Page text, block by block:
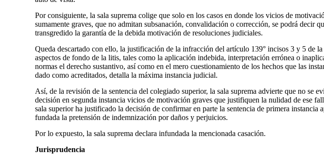
Por consiguiente, la sala suprema colige que solo en los casos en donde los vicios de
sumamente graves, que no admitan subsanación, convalidación o corrección, se podrá decir
transgredido la garantía de la debida motivación de resoluciones judiciales.
Queda descartado con ello, la justificación de la infracción del artículo 139° incisos 3 y 5 de
aspectos de fondo de la litis, tales como la aplicación indebida, interpretación errónea o
normas el derecho sustantivo, así como en el mero cuestionamiento de los hechos que las
dado como acreditados, detalla la máxima instancia judicial.
Así, de la revisión de la sentencia del colegiado superior, la sala suprema advierte que no se
decisión en segunda instancia vicios de motivación graves que justifiquen la nulidad de ese
sala superior ha justificado la decisión de confirmar en parte la sentencia de primera instancia
fundada la pretensión de indemnización por daños y perjuicios.
Por lo expuesto, la sala suprema declara infundada la mencionada casación.
Jurisprudencia